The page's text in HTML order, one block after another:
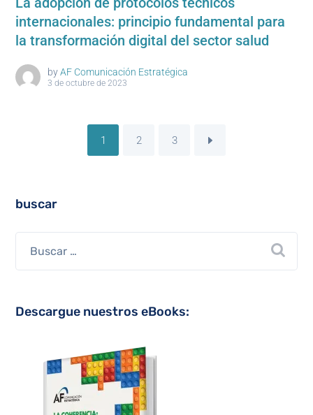
internacionales: principio fundamental para
la transformación digital del sector salud
by AF Comunicación Estratégica
3 de octubre de 2023
1 2 3
buscar
Descargue nuestros eBooks: